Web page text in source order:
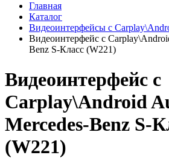
Главная
Каталог
Видеоинтерфейсы с
Видеоинтерфейс с
Benz S-Класс (W221)
Видеоинтерфейс с
Carplay\Android
Mercedes-Benz S-
(W221)